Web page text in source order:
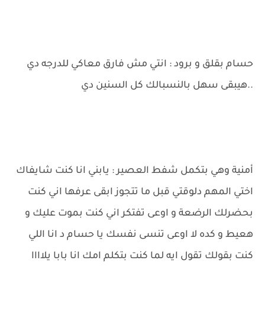
حسام بقلق و برود : انتي مش فارق معاكي للدرجه دي
..هيبقى سهل بالنسبالك كل السنين دي
أمنية وهي بتكمل شفط العصير : يابني انا كنت شايفاك
اختي المهم دلوقتي قبل ما تتجوز ابقى عرفها اني كنت
بحضرلك الرضعة و اوعى تفتكر اني كنت بموت عليك و
هعيط و كده لا اوعى تنسى نفسك يا حسام د انا اللي
كنت بقولك تقول ايه لما كنت بتكلم امك انا بابا يلاااا